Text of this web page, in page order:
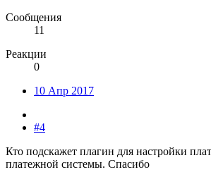
Сообщения
11
Реакции
0
10 Апр 2017
#4
Кто подскажет плагин для настройки
платежной системы. Спасибо